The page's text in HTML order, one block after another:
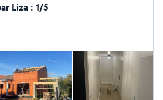
des commandes et choix des
Optimisation du budget selon
matériaux : carrelage, parquet,
Liza : 1/5